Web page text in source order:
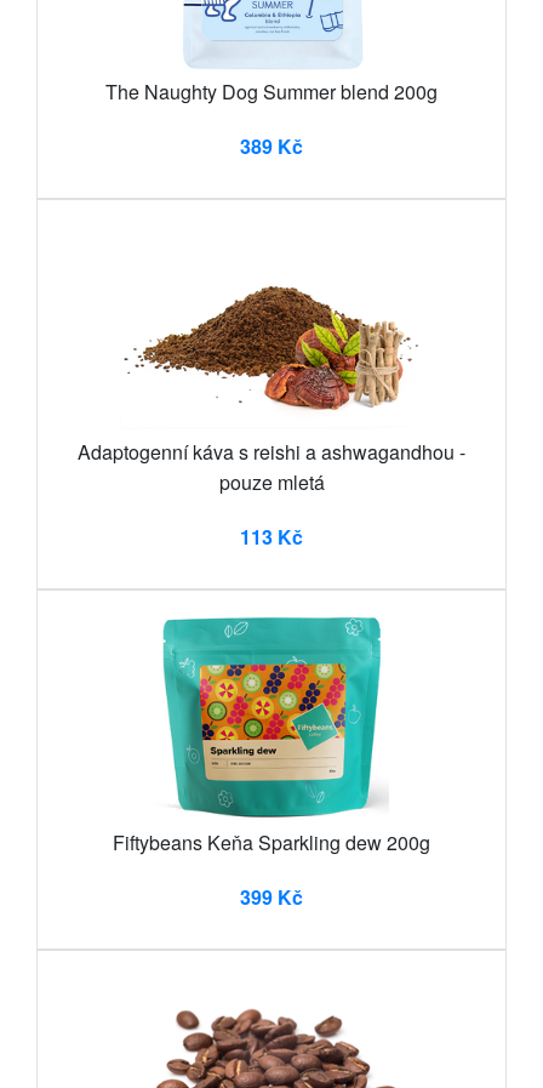
The Naughty Dog Summer blend 200g
389 Kč
Adaptogenní káva s reishi a ashwagandhou -
pouze mletá
113 Kč
Fiftybeans Keňa Sparkling dew 200g
399 Kč